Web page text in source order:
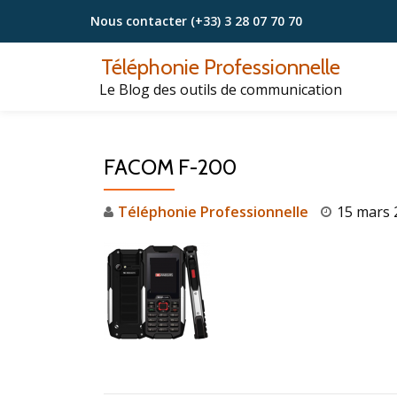
Aller
Nous contacter (+33) 3 28 07 70 70
Téléphonie Professionnelle
Le Blog des outils de communication
FACOM F-200
Téléphonie Professionnelle 15 mars